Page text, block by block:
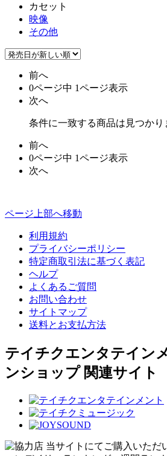
カセット
映像
その他
前へ
0ページ中 1ページ表示
次へ
条件に一致する商品は見つかり
前へ
0ページ中 1ページ表示
次へ
ページ上部へ移動
利用規約
プライバシーポリシー
特定商取引法に基づく表記
ヘルプ
よくあるご質問
お問い合わせ
サイトマップ
送料とお支払方法
テイチクエンタテイン
ンショップ 関連サイト
当サイトにてご購入いただ